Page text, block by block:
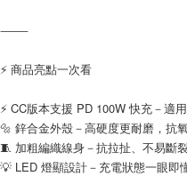
https://aftee.tw/terms/#terms3
「AFTEE先享後付」，若未經同意
時審查核予不同之上限額度；若仍
請求用戶進行身份認證。
５．嚴禁一人註冊多個帳號或使用
恩沛科技股份有限公司將有權停止
⸻
⚡ 商品亮點一次看
⚡ CC版本支援 PD 100W 快充－適
🔩 鋅合金外殼－高硬度更耐磨，抗
🧵 加粗編織線身－抗拉扯、不易斷
💡 LED 燈顯設計－充電狀態一眼即